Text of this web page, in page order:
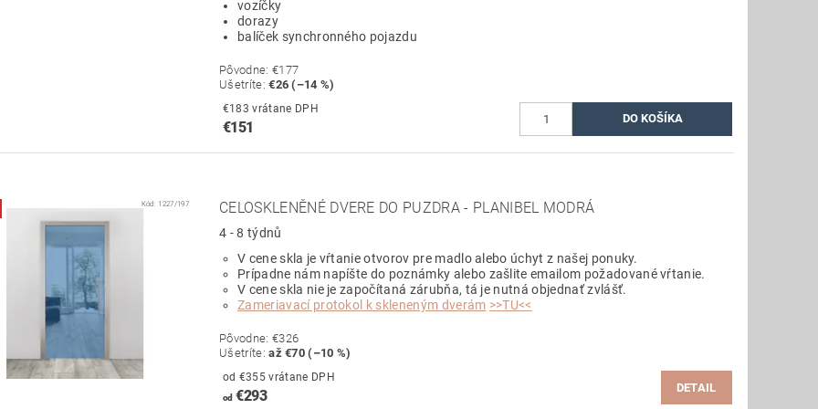
vozíčky
dorazy
balíček synchronného pojazdu
Pôvodne: €177
Ušetríte:€26 (–14 %)
€183 vrátane DPH
€151
Kód: 1227/197 CELOSKLENĚNÉ DVERE DO PUZDRA - PLANIBEL MODRÁ
4 - 8 týdnů
V cene skla je vŕtanie otvorov pre madlo alebo úchyt z našej ponuky.
Prípadne nám napíšte do poznámky alebo zašlite emailom požadované vŕtanie.
V cene skla nie je započítaná zárubňa, tá je nutná objednať zvlášť.
Zameriavací protokol k skleneným dverám >>TU<<
Pôvodne: €326
Ušetríte:až €70 (–10 %)
od €355 vrátane DPH
od€293 DETAIL